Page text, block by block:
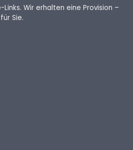
Wir erhalten eine Provision –
Sie.